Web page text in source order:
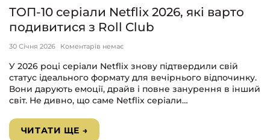
ТОП-10 серіали Netflix 2026, які варто
подивитися з Roll Club
30 Січня 2026 Коментарів немає
У 2026 році серіали Netflix знову підтвердили свій
статус ідеального формату для вечірнього відпочинку.
Вони дарують емоції, драйв і повне занурення в інший
світ. Не дивно, що саме Netflix серіали…
ЧИТАТИ ЩЕ →